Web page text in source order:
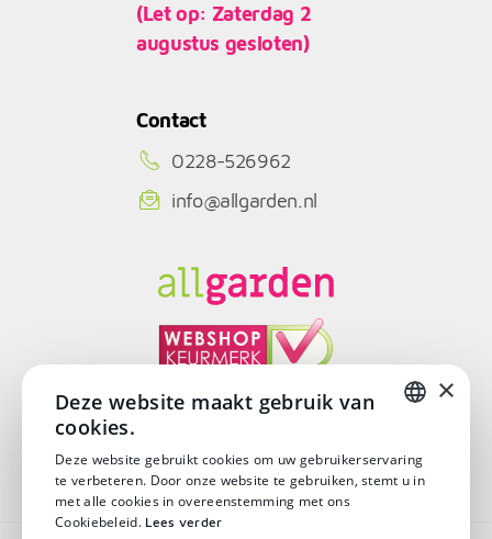
(Let op: Zaterdag 2
augustus gesloten)
Contact
0228-526962
info@allgarden.nl
DUTCH
×
Deze website maakt gebruik van
cookies.
Deze website gebruikt cookies om uw gebruikerservaring
te verbeteren. Door onze website te gebruiken, stemt u in
met alle cookies in overeenstemming met ons
Cookiebeleid. Lees verder